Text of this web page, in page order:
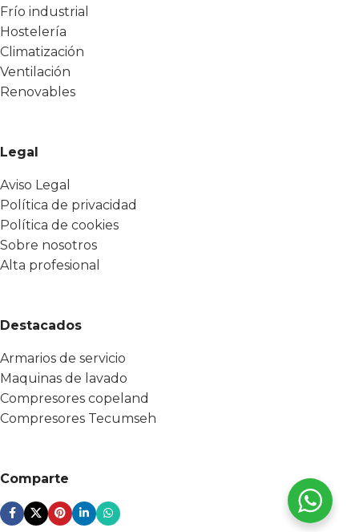
Frío industrial
Hostelería
Climatización
Ventilación
Renovables
Legal
Aviso Legal
Política de privacidad
Política de cookies
Sobre nosotros
Alta profesional
Destacados
Armarios de servicio
Maquinas de lavado
Compresores copeland
Compresores Tecumseh
Comparte